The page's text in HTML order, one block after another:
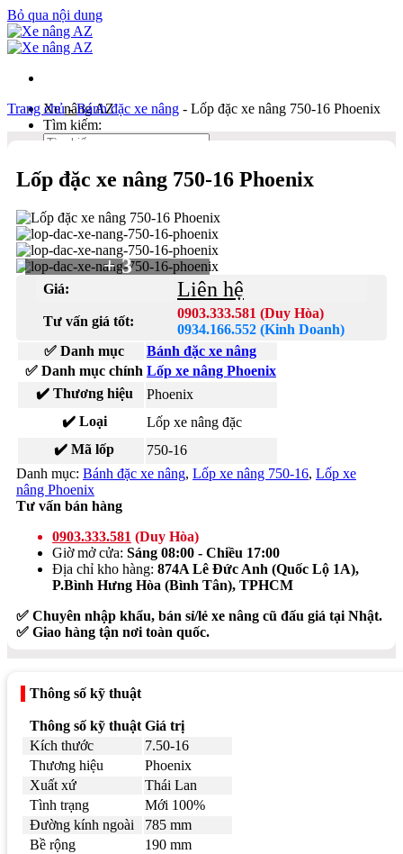
Bỏ qua nội dung
Xe nâng AZ
Tìm kiếm:
Duy Hòa
Kinh Doanh
0934 166 552
Bản đồ
Liên hệ
Tìm kiếm:
Trang chủ-Bánh đặc xe nâng - Lốp đặc xe nâng 750-16 Phoenix
Lốp đặc xe nâng 750-16 Phoenix
+ 3
Giá: Liên hệ
Tư vấn giá tốt:
0903.333.581 (Duy Hòa)
0934.166.552 (Kinh Doanh)
✅ Danh mục
Bánh đặc xe nâng
✅ Danh mục chính Lốp xe nâng Phoenix
✔️ Thương hiệu
Phoenix
✔️ Loại
Lốp xe nâng đặc
✔️ Mã lốp
750-16
Danh mục: Bánh đặc xe nâng, Lốp xe nâng 750-16, Lốp xe
nâng Phoenix
Tư vấn bán hàng
0903.333.581 (Duy Hòa)
Giờ mở cửa: Sáng 08:00 - Chiều 17:00
Địa chỉ kho hàng: 874A Lê Đức Anh (Quốc Lộ 1A),
P.Bình Hưng Hòa (Bình Tân), TPHCM
✅ Chuyên nhập khẩu, bán sỉ/lẻ xe nâng cũ đấu giá tại Nhật.
✅ Giao hàng tận nơi toàn quốc.
Thông số kỹ thuật
Thông số kỹ thuật Giá trị
Kích thước
7.50-16
Thương hiệu
Phoenix
Xuất xứ
Thái Lan
Tình trạng
Mới 100%
Đường kính ngoài
785 mm
Bề rộng
190 mm